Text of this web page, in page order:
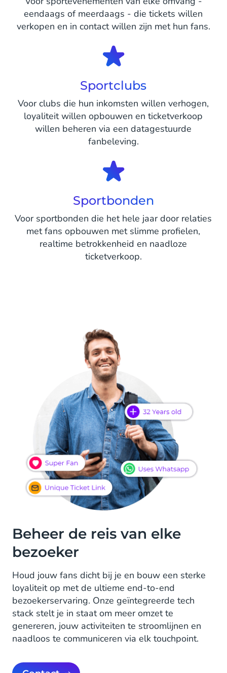
eendaags of meerdaags - die tickets willen
verkopen en in contact willen zijn met hun fans.
Sportclubs
Voor clubs die hun inkomsten willen verhogen,
loyaliteit willen opbouwen en ticketverkoop
willen beheren via een datagestuurde
fanbeleving.
Sportbonden
Voor sportbonden die het hele jaar door relaties
met fans opbouwen met slimme profielen,
realtime betrokkenheid en naadloze
ticketverkoop.
Beheer de reis van elke
bezoeker
Houd jouw fans dicht bij je en bouw een sterke
loyaliteit op met de ultieme end-to-end
bezoekerservaring. Onze geïntegreerde tech
stack stelt je in staat om meer omzet te
genereren, jouw activiteiten te stroomlijnen en
naadloos te communiceren via elk touchpoint.